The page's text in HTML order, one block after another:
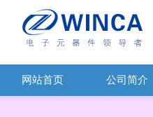
网站首页 公司简介
TDK-EPCOS热敏电阻 B57351V5103H060